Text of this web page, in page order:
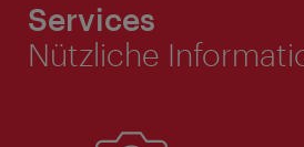
Services
Nützliche